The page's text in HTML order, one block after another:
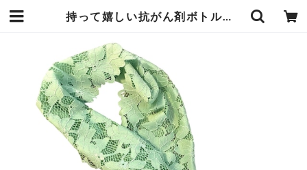
持って嬉しい抗がん剤ボトルケース（リボンスパンコール） | mature by ndesign